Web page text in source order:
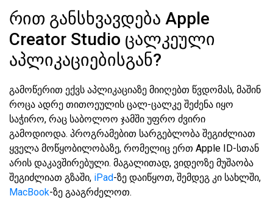
რით განსხვავდება Apple
Creator Studio ცალკეული
აპლიკაციებისგან?
გამოწერით ექვს აპლიკაციაზე მიიღებთ წვდომას, მაშინ
როცა ადრე თითოეულის ცალ-ცალკე შეძენა იყო
საჭირო, რაც საბოლოო ჯამში უფრო ძვირი
გამოდიოდა. პროგრამებით სარგებლობა შეგიძლიათ
ყველა მოწყობილობაზე, რომელიც ერთ Apple ID-სთან
არის დაკავშირებული. მაგალითად, ვიდეოზე მუშაობა
შეგიძლიათ გზაში, iPad-ზე დაიწყოთ, შემდეგ კი სახლში,
MacBook-ზე გააგრძელოთ.